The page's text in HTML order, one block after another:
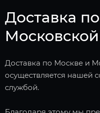
Доставка
Доставка по Москве и
осуществляется нашей
службой.